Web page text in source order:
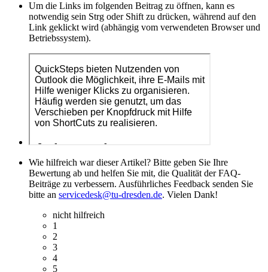
Um die Links im folgenden Beitrag zu öffnen, kann es
notwendig sein Strg oder Shift zu drücken, während auf den
Link geklickt wird (abhängig vom verwendeten Browser und
Betriebssystem).
Wie hilfreich war dieser Artikel? Bitte geben Sie Ihre
Bewertung ab und helfen Sie mit, die Qualität der FAQ-
Beiträge zu verbessern. Ausführliches Feedback senden Sie
bitte an servicedesk@tu-dresden.de. Vielen Dank!
nicht hilfreich
1
2
3
4
5